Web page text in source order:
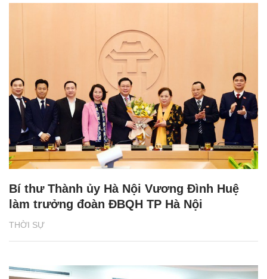
THỜI SỰ
Bí thư Thành ủy Hà Nội Vương Đình Huệ
làm trưởng đoàn ĐBQH TP Hà Nội